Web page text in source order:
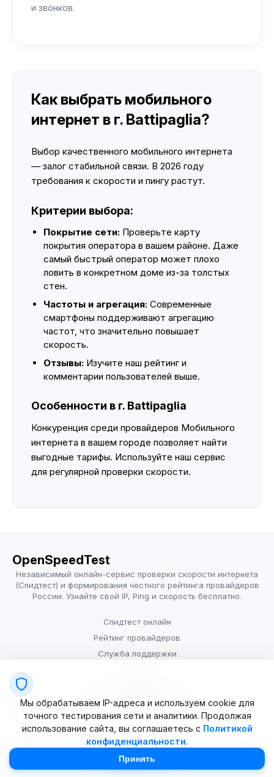
и звонков.
Как выбрать мобильного
интернет в г. Battipaglia?
Выбор качественного мобильного интернета
— залог стабильной связи. В 2026 году
требования к скорости и пингу растут.
Критерии выбора:
Покрытие сети: Проверьте карту
покрытия оператора в вашем районе. Даже
самый быстрый оператор может плохо
ловить в конкретном доме из-за толстых
стен.
Частоты и агрегация: Современные
смартфоны поддерживают агрегацию
частот, что значительно повышает
скорость.
Отзывы: Изучите наш рейтинг и
комментарии пользователей выше.
Особенности в г. Battipaglia
Конкуренция среди провайдеров Мобильного
интернета в вашем городе позволяет найти
выгодные тарифы. Используйте наш сервис
для регулярной проверки скорости.
OpenSpeedTest
Независимый онлайн-сервис проверки скорости интернета
(Спидтест) и формирования честного рейтинга провайдеров
России. Узнайте свой IP, Ping и скорость бесплатно.
Спидтест онлайн
Рейтинг провайдеров
Служба поддержки
Условия использования
© 2025–2026 OpenSpeedTest (ИП Долматова В.В.). Все права
Мы обрабатываем IP-адреса и используем cookie для
точного тестирования сети и аналитики. Продолжая
использование сайта, вы соглашаетесь с Политикой
конфиденциальности.
Принять